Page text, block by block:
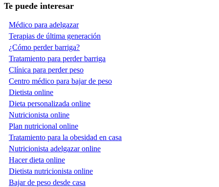
Te puede interesar
Médico para adelgazar
Terapias de última generación
¿Cómo perder barriga?
Tratamiento para perder barriga
Clínica para perder peso
Centro médico para bajar de peso
Dietista online
Dieta personalizada online
Nutricionista online
Plan nutricional online
Tratamiento para la obesidad en casa
Nutricionista adelgazar online
Hacer dieta online
Dietista nutricionista online
Bajar de peso desde casa